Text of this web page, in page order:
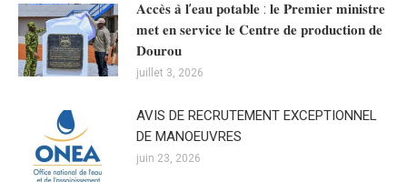
𝐀𝐜𝐜𝐞̀𝐬 𝐚̀ 𝐥’𝐞𝐚𝐮 𝐩𝐨𝐭𝐚𝐛𝐥𝐞 : 𝐥𝐞 𝐏𝐫𝐞𝐦𝐢𝐞𝐫 𝐦𝐢𝐧𝐢𝐬𝐭𝐫𝐞
𝐦𝐞𝐭 𝐞𝐧 𝐬𝐞𝐫𝐯𝐢𝐜𝐞 𝐥𝐞 𝐂𝐞𝐧𝐭𝐫𝐞 𝐝𝐞 𝐩𝐫𝐨𝐝𝐮𝐜𝐭𝐢𝐨𝐧 𝐝𝐞
𝐃𝐨𝐮𝐫𝐨𝐮
juillet 3, 2026
AVIS DE RECRUTEMENT EXCEPTIONNEL
DE MANOEUVRES
juin 23, 2026